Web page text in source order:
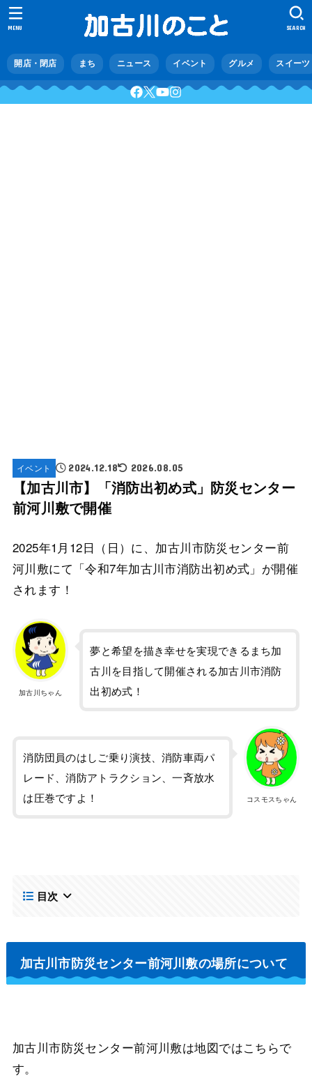
開店・閉店 まち ニュース イベント グルメ スイーツ
SEARCH
MENU
イベント 2024.12.18 2026.08.05
【加古川市】「消防出初め式」防災センター
前河川敷で開催
2025年1月12日（日）に、加古川市防災センター前
河川敷にて「令和7年加古川市消防出初め式」が開催
されます！
加古川ちゃん
夢と希望を描き幸せを実現できるまち加
古川を目指して開催される加古川市消防
出初め式！
コスモスちゃん
消防団員のはしご乗り演技、消防車両パ
レード、消防アトラクション、一斉放水
は圧巻ですよ！
目次
加古川市防災センター前河川敷の場所について
加古川市防災センター前河川敷は地図ではこちらで
す。